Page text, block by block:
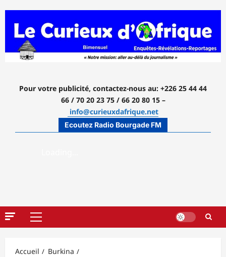
contenu
Pour votre publicité, contactez-nous au: +226 25 44 44
66 / 70 20 23 75 / 66 20 80 15 –
info@curieuxdafrique.net
Ecoutez Radio Bourgade FM
Menu
Accueil
Burkina